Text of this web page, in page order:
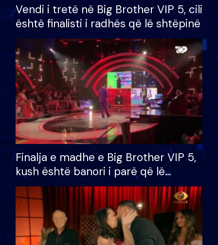
Vendi i tretë në Big Brother VIP 5, cili
është finalisti i radhës që lë shtëpinë
Finalja e madhe e Big Brother VIP 5,
kush është banori i parë që lë
shtëpinë dhe humb mundësinë për
të fituar çmimin e madh